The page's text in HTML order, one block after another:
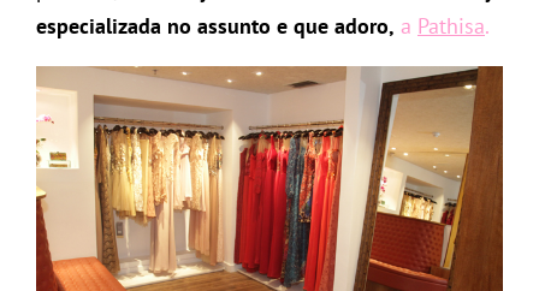
especializada no assunto e que adoro, a Pathisa.